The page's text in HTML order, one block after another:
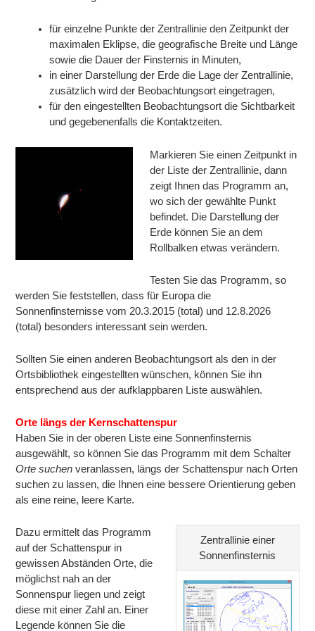
für einzelne Punkte der Zentrallinie den Zeitpunkt der
maximalen Eklipse, die geografische Breite und Länge
sowie die Dauer der Finsternis in Minuten,
in einer Darstellung der Erde die Lage der Zentrallinie,
zusätzlich wird der Beobachtungsort eingetragen,
für den eingestellten Beobachtungsort die Sichtbarkeit
und gegebenenfalls die Kontaktzeiten.
Markieren Sie einen Zeitpunkt in
der Liste der Zentrallinie, dann
zeigt Ihnen das Programm an,
wo sich der gewählte Punkt
befindet. Die Darstellung der
Erde können Sie an dem
Rollbalken etwas verändern.
Testen Sie das Programm, so
werden Sie feststellen, dass für Europa die
Sonnenfinsternisse vom 20.3.2015 (total) und 12.8.2026
(total) besonders interessant sein werden.
Sollten Sie einen anderen Beobachtungsort als den in der
Ortsbibliothek eingestellten wünschen, können Sie ihn
entsprechend aus der aufklappbaren Liste auswählen.
Orte längs der Kernschattenspur
Haben Sie in der oberen Liste eine Sonnenfinsternis
ausgewählt, so können Sie das Programm mit dem Schalter
Orte suchen veranlassen, längs der Schattenspur nach Orten
suchen zu lassen, die Ihnen eine bessere Orientierung geben
als eine reine, leere Karte.
Zentrallinie einer
Sonnenfinsternis
Dazu ermittelt das Programm
auf der Schattenspur in
gewissen Abständen Orte, die
möglichst nah an der
Sonnenspur liegen und zeigt
diese mit einer Zahl an. Einer
Legende können Sie die